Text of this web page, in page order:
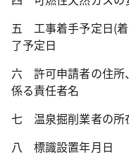
五 工事着手予定日(
了予定日
六 許可申請者の住所
係る責任者名
七 温泉掘削業者の所
八 標識設置年月日